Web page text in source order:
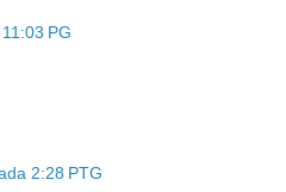
PG
2:28 PTG